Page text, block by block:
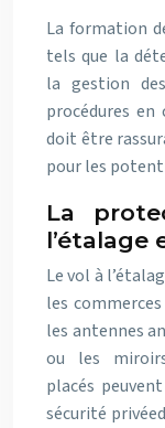
La formation
tels que la
la gestion
procédures en
doit être
pour les
La
l’étalage
Le vol à
les
les antennes
ou les
placés
sécurité